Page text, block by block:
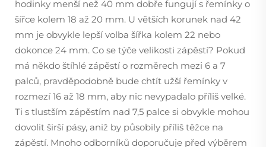
hodinky menší než 40 mm dobře fungují s řemínky o
šířce kolem 18 až 20 mm. U větších korunek nad 42
mm je obvykle lepší volba šířka kolem 22 nebo
dokonce 24 mm. Co se týče velikosti zápěstí? Pokud
má někdo štíhlé zápěstí o rozměrech mezi 6 a 7
palců, pravděpodobně bude chtít užší řemínky v
rozmezí 16 až 18 mm, aby nic nevypadalo příliš velké.
Ti s tlustším zápěstím nad 7,5 palce si obvykle mohou
dovolit širší pásy, aniž by působily příliš těžce na
zápěstí. Mnoho odborníků doporučuje před výběrem